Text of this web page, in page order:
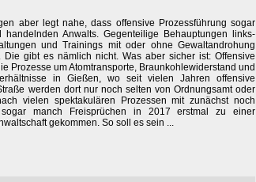
aber legt nahe, dass offensive Prozessführung sogar
Anwalts. Gegenteilige Behauptungen links-
und Trainings mit oder ohne Gewaltandrohung
gibt es nämlich nicht. Was aber sicher ist: Offensive
Prozesse um Atomtransporte, Braunkohlewiderstand und
in Gießen, wo seit vielen Jahren offensive
werden dort nur noch selten von Ordnungsamt oder
vielen spektakulären Prozessen mit zunächst noch
manch Freisprüchen in 2017 erstmal zu einer
gekommen. So soll es sein ...